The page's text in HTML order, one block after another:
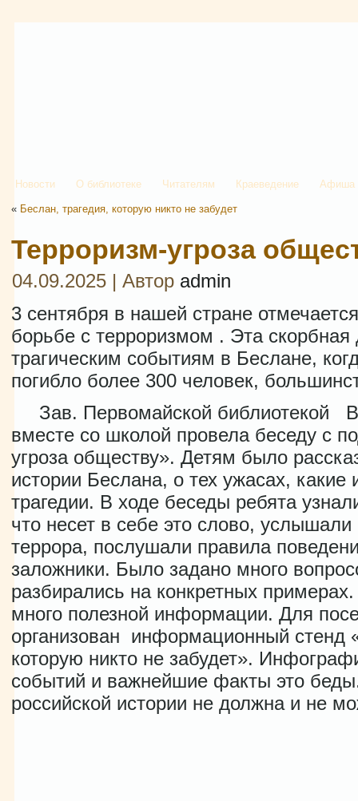
Новости О библиотеке Читателям Краеведение Афиша
« Беслан, трагедия, которую никто не забудет
Терроризм-угроза
04.09.2025 | Автор admin
3 сентября в нашей стране
борьбе с терроризмом . Эта скорбная
трагическим событиям в Беслане,
погибло более 300 человек,
Зав. Первомайской библиотекой
вместе со школой провела беседу с
угроза обществу». Детям было
истории Беслана, о тех ужасах, какие
трагедии. В ходе беседы ребята
что несет в себе это слово, услышали
террора, послушали правила
заложники. Было задано много
разбирались на конкретных
много полезной информации. Для
организован информационный стенд
которую никто не забудет».
событий и важнейшие факты это
российской истории не должна и не